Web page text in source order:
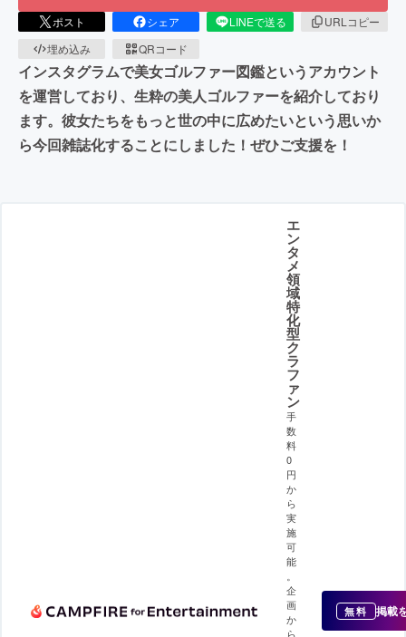
ポスト シェア LINEで送る
URLコピー
埋め込み
QRコード
インスタグラムで美女ゴルファー図鑑というアカウント
を運営しており、生粋の美人ゴルファーを紹介しており
ます。彼女たちをもっと世の中に広めたいという思いか
ら今回雑誌化することにしました！ぜひご支援を！
エ
ン
タ
メ
領
域
特
化
型
ク
ラ
フ
ァ
ン
手
数
料
0
円
か
ら
実
施
可
能
。
企
画
か
ら
無料 掲載